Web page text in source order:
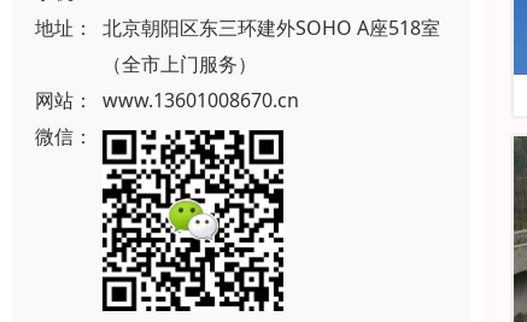
地址：
北京朝阳区东三环建外SOHO A座518室
（全市上门服务）
网站：
www.13601008670.cn
微信：